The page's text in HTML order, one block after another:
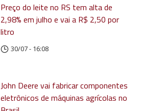
Preço do leite no RS tem alta de
2,98% em julho e vai a R$ 2,50 por
litro
30/07 - 16:08
John Deere vai fabricar componentes
eletrônicos de máquinas agrícolas no